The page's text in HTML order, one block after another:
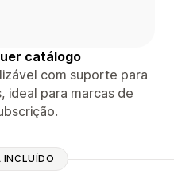
catálogo
com suporte para
ideal para marcas de
INCLUÍDO